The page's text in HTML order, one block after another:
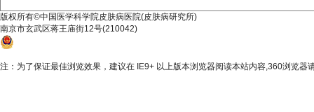
版权所有©中国医学科学院皮肤病医院(皮肤病研究所)
南京市玄武区蒋王庙街12号(210042)
注：为了保证最佳浏览效果，建议在 IE9+ 以上版本浏览器阅读本站内容,360浏览器